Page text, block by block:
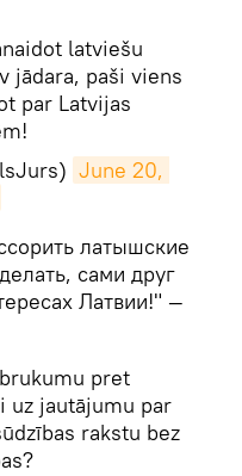
latviešu
jādara, paši viens
par Latvijas
June 20,
латышские
сами друг
Латвии!" —
pret
uz jautājumu par
rakstu bez